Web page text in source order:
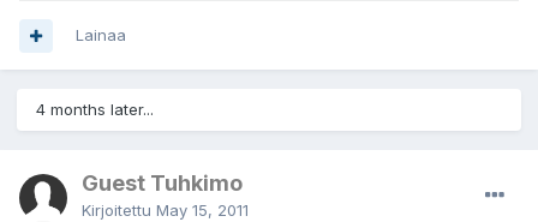
Lainaa
4 months later...
Guest Tuhkimo
Kirjoitettu May 15, 2011